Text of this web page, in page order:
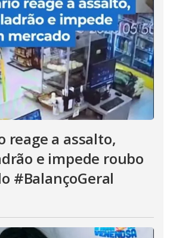
reage a assalto,
e impede roubo
#BalançoGeral